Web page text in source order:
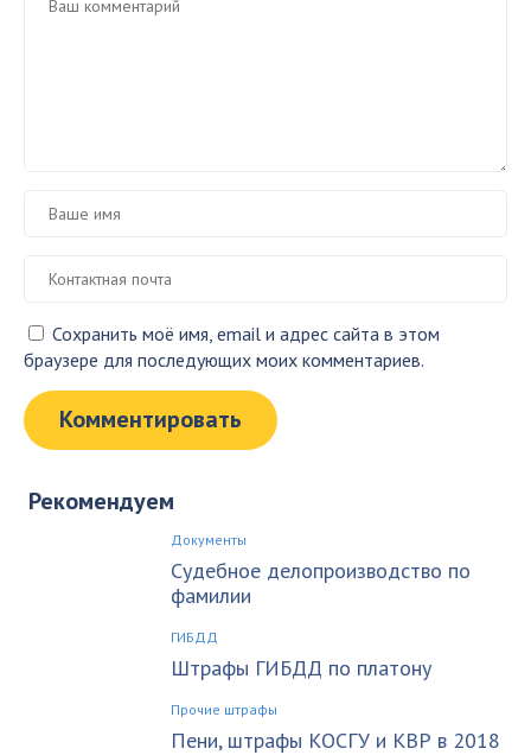
Сохранить моё имя, email и адрес сайта в этом
браузере для последующих моих комментариев.
Рекомендуем
Документы
Судебное делопроизводство по
фамилии
ГИБДД
Штрафы ГИБДД по платону
Прочие штрафы
Пени, штрафы КОСГУ и КВР в 2018